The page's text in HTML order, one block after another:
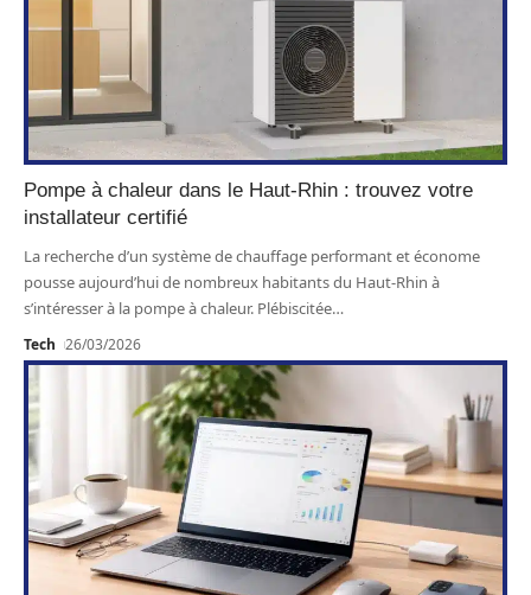
Pompe à chaleur dans le Haut-Rhin : trouvez votre
installateur certifié
La recherche d’un système de chauffage performant et économe
pousse aujourd’hui de nombreux habitants du Haut-Rhin à
s’intéresser à la pompe à chaleur. Plébiscitée…
Tech 26/03/2026